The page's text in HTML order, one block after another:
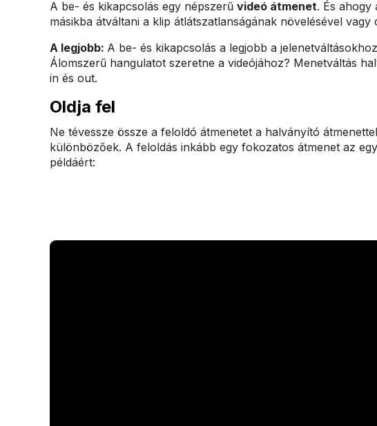
A be- és kikapcsolás egy népszerű videó átmenet. És ahogy
másikba átváltani a klip átlátszatlanságának növelésével vagy
A legjobb: A be- és kikapcsolás a legjobb a
Álomszerű hangulatot szeretne a videójához? Menetváltás
in és out.
Oldja fel
Ne tévessze össze a feloldó átmenetet a halványító
különbözőek. A feloldás inkább egy fokozatos átmenet az
példáért: